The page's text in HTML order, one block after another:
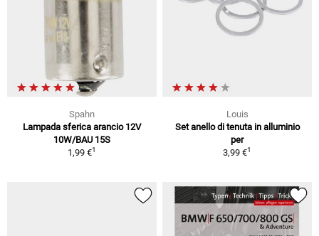
Spahn
Lampada sferica arancio 12V
10W/BAU 15S
1,99 €1
Louis
Set anello di tenuta in alluminio
per
3,99 €1